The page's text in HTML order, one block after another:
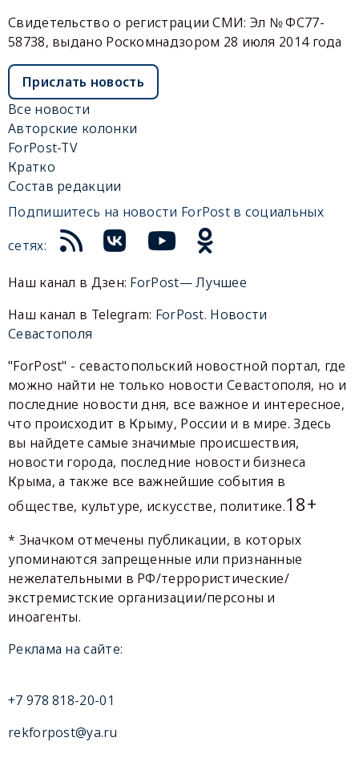
Свидетельство о регистрации СМИ: Эл № ФС77-
58738, выдано Роскомнадзором 28 июля 2014 года
Прислать новость
Все новости
Авторские колонки
ForPost-TV
Кратко
Состав редакции
Подпишитесь на новости ForPost в социальных
сетях:
Наш канал в Дзен: ForPost— Лучшее
Наш канал в Telegram: ForPost. Новости
Севастополя
"ForPost" - севастопольский новостной портал, где
можно найти не только новости Севастополя, но и
последние новости дня, все важное и интересное,
что происходит в Крыму, России и в мире. Здесь
вы найдете самые значимые происшествия,
новости города, последние новости бизнеса
Крыма, а также все важнейшие события в
обществе, культуре, искусстве, политике.18+
* Значком отмечены публикации, в которых
упоминаются запрещенные или признанные
нежелательными в РФ/террористические/
экстремистские организации/персоны и
иноагенты.
Реклама на сайте:
+7 978 818-20-01
rekforpost@ya.ru